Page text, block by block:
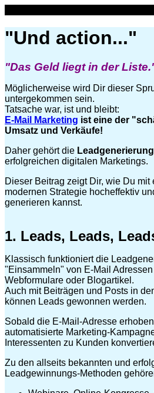
springen
"Und action..."
"Das Geld liegt in der
Möglicherweise wird Dir dieser
untergekommen sein.
Tatsache war, ist und bleibt:
E-Mail Marketing ist eine der
Umsatz und Verkäufe!
Daher gehört die Leadgenerierung
erfolgreichen digitalen Marketings.
Dieser Beitrag zeigt Dir, wie Du mit
modernen Strategie hocheffektiv
generieren kannst.
1. Leads, Leads,
Klassisch funktioniert die
"Einsammeln" von E-Mail
Webformulare oder Blogartikel.
Auch mit Beiträgen und Posts in
können Leads gewonnen werden.
Sobald die E-Mail-Adresse
automatisierte Marketing-
Interessenten zu Kunden
Zu den allseits bekannten und
Leadgewinnungs-Methoden